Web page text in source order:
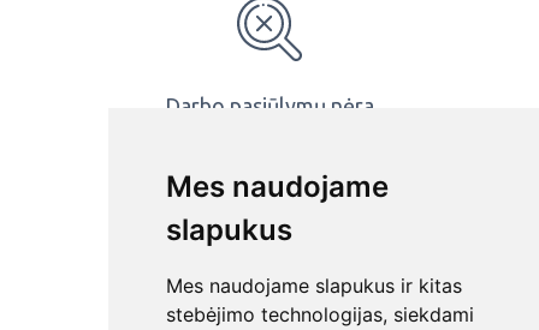
Mes naudojame
slapukus
Mes naudojame slapukus ir kitas
stebėjimo technologijas, siekdami
Darbo pasiūlymų nėra